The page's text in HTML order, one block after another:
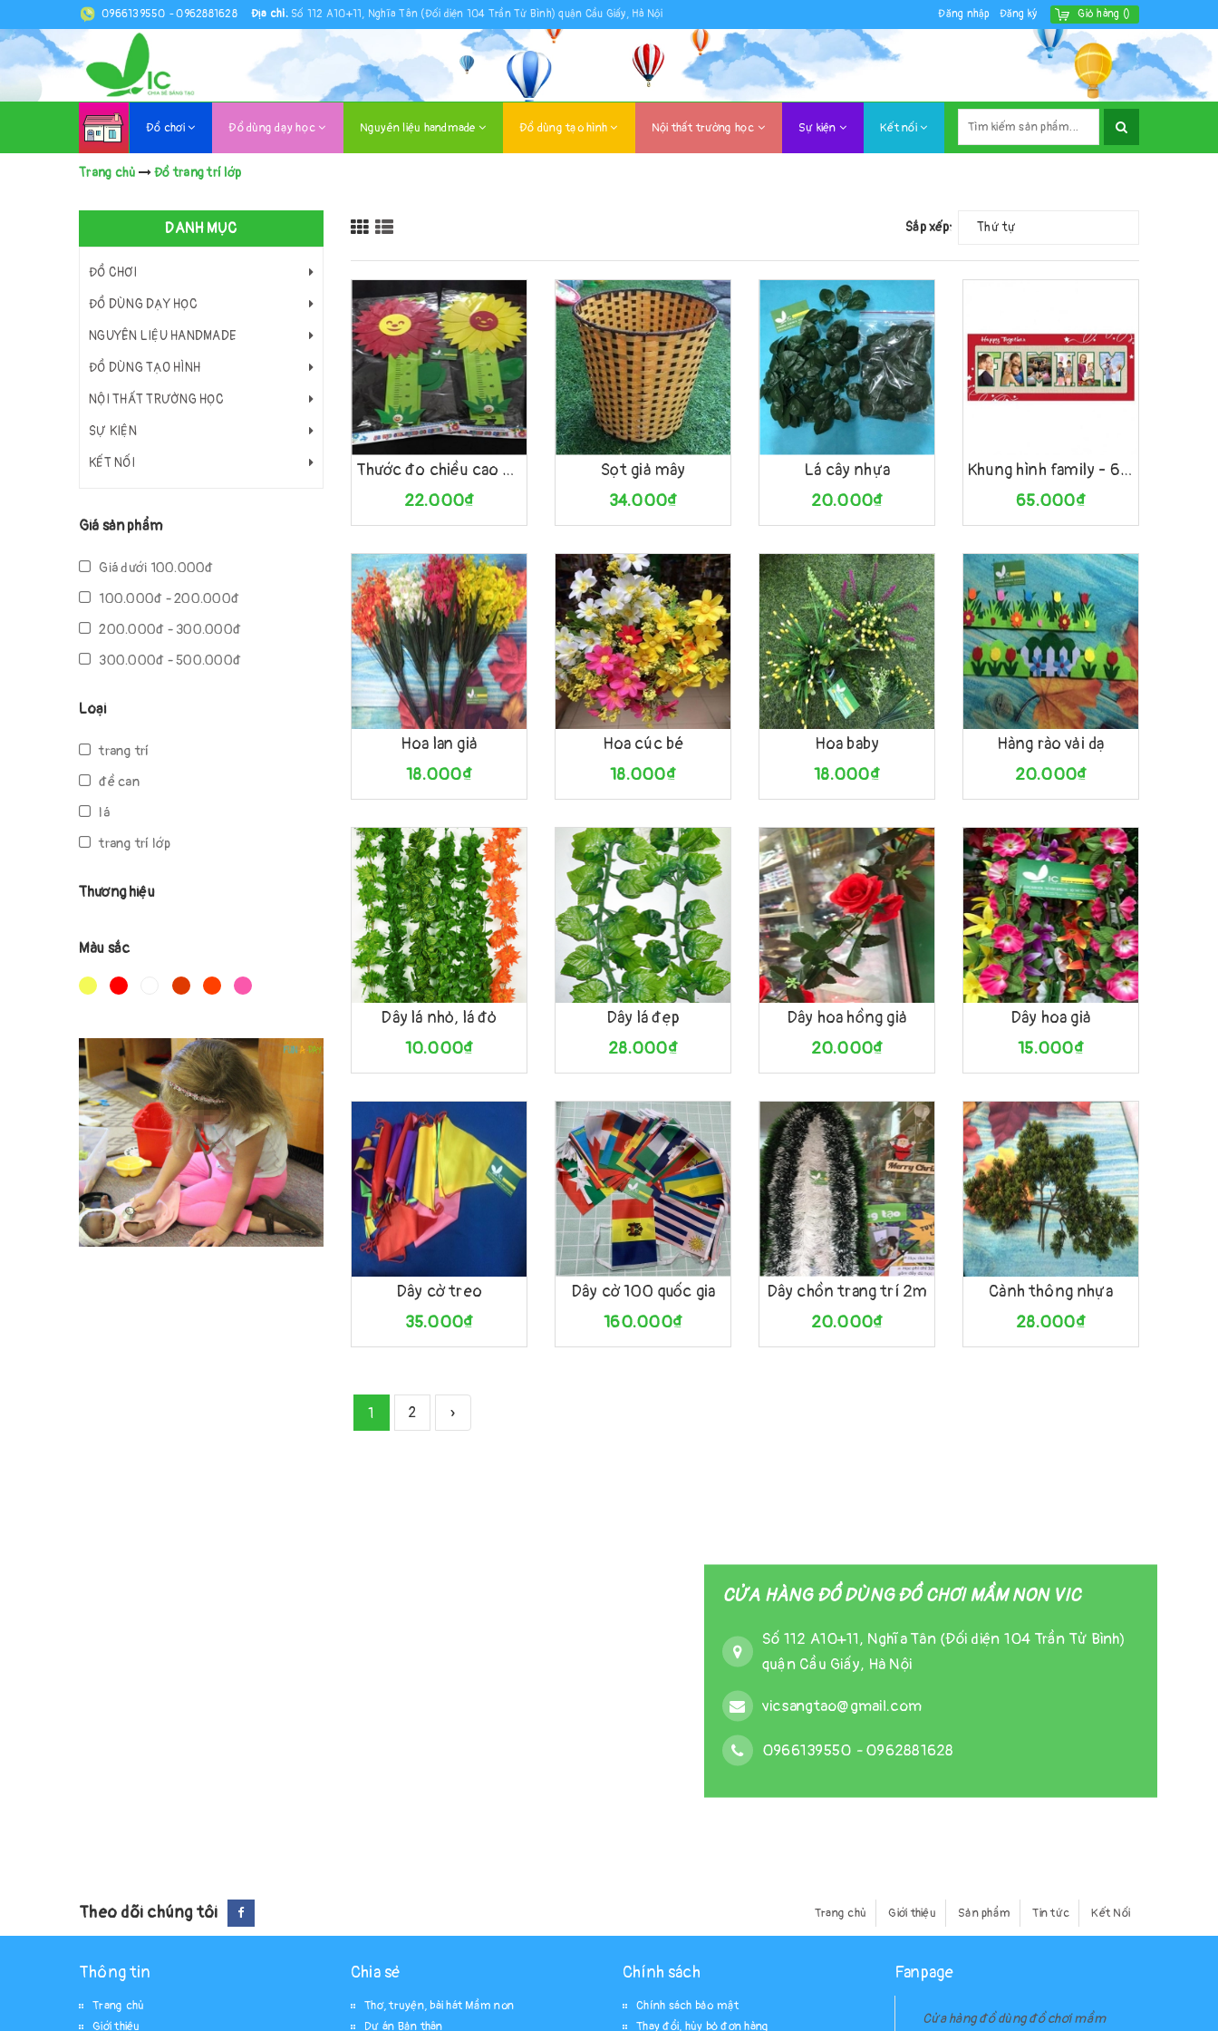
0966139550 -0962881628 Địa chỉ: Số 112 A10+11, Nghĩa Tân (Đối diện 104 Trần Tử Bình) quận Cầu Giấy, Hà Nội Đăng nhập Đăng ký Giỏ hàng ()
Đồ chơi Đồ dùng dạy học Nguyên liệu handmade Đồ dùng tạo hình Nội thất trường học Sự kiện Kết nối
Trang chủ Đồ trang trí lớp
Sắp xếp: Thứ tự
Thước đo chiều cao cho bé
22.000₫
Tùy chọn Xem nhanh
Sọt giả mây
34.000₫
Tùy chọn Xem nhanh
Lá cây nhựa
20.000₫
Mua hàng Xem nhanh
Khung hình family - 65812
65.000₫
Hoa lan giả
18.000₫
Mua hàng Xem nhanh
Hoa cúc bé
18.000₫
Mua hàng Xem nhanh
Hoa baby
18.000₫
Mua hàng Xem nhanh
Hàng rào vải dạ
20.000₫
Mua hàng Xem nhanh
Dây lá nhỏ, lá đỏ
10.000₫
Mua hàng Xem nhanh
Dây lá đẹp
28.000₫
Mua hàng Xem nhanh
Dây hoa hồng giả
20.000₫
Mua hàng Xem nhanh
Dây hoa giả
15.000₫
Mua hàng Xem nhanh
Dây cờ treo
35.000₫
Mua hàng Xem nhanh
Dây cờ 100 quốc gia
160.000₫
Mua hàng Xem nhanh
Dây chồn trang trí 2m
20.000₫
Mua hàng Xem nhanh
Cành thông nhựa
28.000₫
Mua hàng Xem nhanh
1 2 »
DANH MỤC
ĐỒ CHƠI
ĐỒ DÙNG DẠY HỌC
NGUYÊN LIỆU HANDMADE
ĐỒ DÙNG TẠO HÌNH
NỘI THẤT TRƯỜNG HỌC
SỰ KIỆN
KẾT NỐI
Giá sản phẩm
Giá dưới 100.000đ
100.000đ - 200.000đ
200.000đ - 300.000đ
300.000đ - 500.000đ
Giá trên 1.000.000đ
Loại
trang trí
đề can
lá
trang trí lớp
cây, dụng cụ
Thương hiệu
Màu sắc
CỬA HÀNG ĐỒ DÙNG ĐỒ CHƠI MẦM NON VIC
Số 112 A10+11, Nghĩa Tân (Đối diện 104 Trần Tử Bình)
quận Cầu Giấy, Hà Nội
vicsangtao@gmail.com
0966139550 -0962881628
Theo dõi chúng tôi Trang chủ Giới thiệu Sản phẩm Tin tức Kết Nối
Thông tin
Trang chủ
Giới thiệu
Chia sẻ
Thơ, truyện, bài hát Mầm non
Dự án Bản thân
Chính sách
Chính sách bảo mật
Thay đổi, hủy bỏ đơn hàng
Fanpage
Cửa hàng đồ dùng đồ chơi mầm